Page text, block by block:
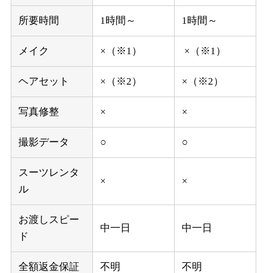
所要時間 1時間～ 1時間～
メイク ×（※1） ×（※1）
ヘアセット ×（※2） ×（※2）
写真修整 × ×
撮影データ ○ ○
スーツレンタ
ル
× ×
お渡しスピー
ド
中一日 中一日
全額返金保証 不明 不明